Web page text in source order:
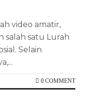
video amatir,
salah satu Lurah
Selain
0 COMMENT